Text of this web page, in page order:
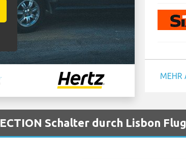
MEHR
Schalter durch Lisbon